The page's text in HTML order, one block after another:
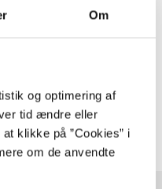
Om
og optimering af
tid ændre eller
klikke på ”Cookies” i
om de anvendte